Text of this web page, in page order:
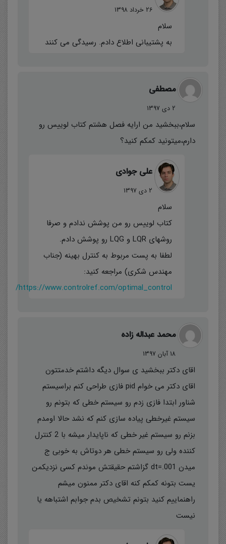
26 خرداد 1398
سلام
به پشتیبانی اطلاع دادم. رسیدگی می کنند
مصطفی
2 دی 1397
سلام،ببخشید من ارایه فصل هشتم کتاب لوییس رو
دارم،میتونید کمکم کنید؟
علی جوادی
2 دی 1397
سلام
کتاب لوییس رو من پوشش ندادم و صرفا
روشهای LQR و LQG رو پوشش دادم.
لطفا به پست مربوط به کنترل بهینه (جناب
مهندس شکری) مراجعه کنید:
https://www.controlref.com/optimal_control/
محمد عبداله زاده
18 آبان 1397
اقای دکتر ببخشید ی سوال دیگه داشتم خدمتتون
اقای دکتر می خوام pid فازی طراحی کنم براسیستم
شناور ابتدا فازی زدم رو سیستم خطی که بتونم رو
سیستم غیرخطی پیاده سازی کنم که نشد حالا اومدم
بزنم رو سیستم غیر خطی که ناپایدار میشه با 2 کنترل
کننده ولی رو سیستم خطی هر دوتاش به خوبی ج
میدن dt=.001 گزاشتم حقیقتش موندم کسی نزدیکمن
یست بتونه کمکم کنه اقای دکتر ممنون میشم
راهنماییم کنید بتونم تشخیص بدم جوابم اشتباهه یا
نیست